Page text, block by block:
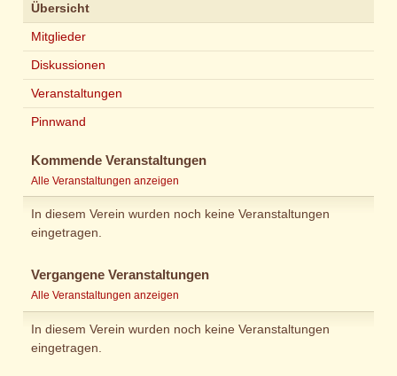
Übersicht
Mitglieder
Diskussionen
Veranstaltungen
Pinnwand
Kommende Veranstaltungen
Alle Veranstaltungen anzeigen
In diesem Verein wurden noch keine Veranstaltungen
eingetragen.
Vergangene Veranstaltungen
Alle Veranstaltungen anzeigen
In diesem Verein wurden noch keine Veranstaltungen
eingetragen.